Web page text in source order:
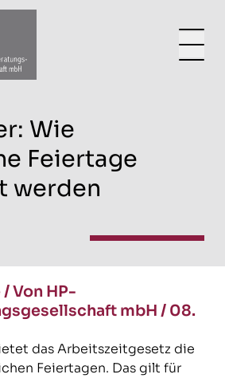
Wie
Feiertage
werden
/Von HP-
mbH / 08.
das Arbeitszeitgesetz die
Feiertagen. Das gilt für